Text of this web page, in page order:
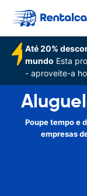
Até 20%
mundo Esta
- aproveite-a
Poupe tempo e
empresas